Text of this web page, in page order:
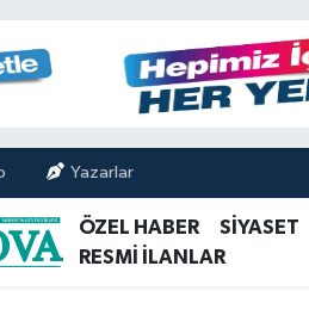
Yazarlar
ÖZEL HABER SİYASET
RESMİ İLANLAR